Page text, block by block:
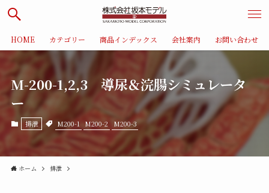
HOME カテゴリー 商品インデックス 会社案内 お問い合わせ
M-200-1,2,3 導尿＆浣腸シミュレータ
ー
排泄 M200-1 M200-2 M200-3
ホーム 排泄